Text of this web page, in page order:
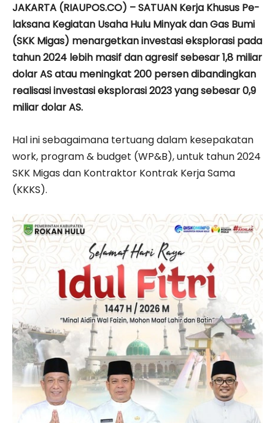
JAKARTA (RIAUPOS.CO) – SATUAN Kerja Khusus Pe­
lak­sana Kegiatan Usaha Hulu Minyak dan Gas Bumi
(SKK Migas) menargetkan investasi eksplorasi pada
tahun 2024 lebih masif dan agresif sebesar 1,8 miliar
dolar AS atau meningkat 200 persen dibandingkan
realisasi investasi eksplorasi 2023 yang sebesar 0,9
miliar dolar AS.
Hal ini sebagaimana tertuang dalam kesepakatan
work, program & budget (WP&B), untuk tahun 2024
SKK Migas dan Kontraktor Kontrak Kerja Sama
(KKKS).